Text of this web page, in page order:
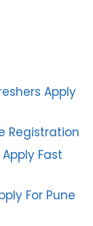
Apply
Registration
Fast
For Pune